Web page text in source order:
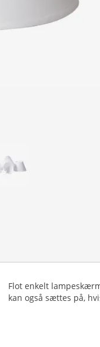
Flot enkelt
kan også sættes på,